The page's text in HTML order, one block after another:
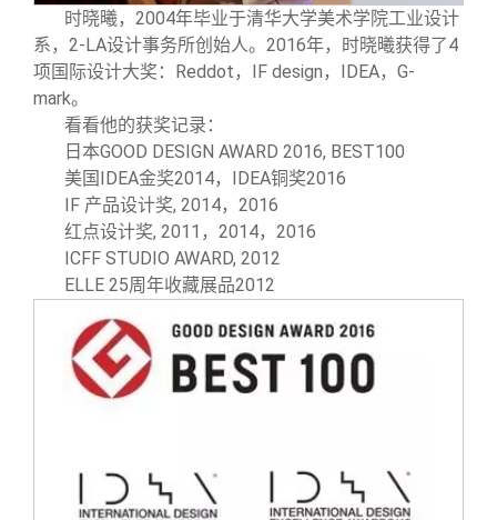
信息化服务
三创大赛
实用信息
总会简介
会长致辞
总会章程
理事会名单
制度法规
关闭
时晓曦，2004年毕业于清华大学美术学院工业设计
系，2-LA设计事务所创始人。2016年，时晓曦获得了4
项国际设计大奖：Reddot，IF design，IDEA，G-
mark。
看看他的获奖记录：
日本GOOD DESIGN AWARD 2016, BEST100
美国IDEA金奖2014，IDEA铜奖2016
IF 产品设计奖, 2014，2016
红点设计奖, 2011，2014，2016
ICFF STUDIO AWARD, 2012
ELLE 25周年收藏展品2012